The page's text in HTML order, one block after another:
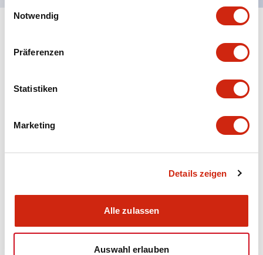
Notwendig
Präferenzen
Statistiken
Marketing
Details zeigen
Alle zulassen
Auswahl erlauben
Electrical Specifications (rated illuminated